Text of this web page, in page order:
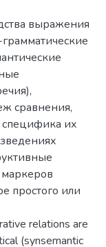
выражения
сравнения,
их
простого или
relations are
(synsemantic